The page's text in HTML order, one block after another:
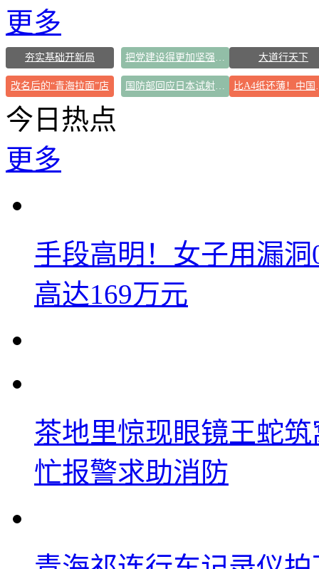
更多
夯实基础开新局 把党建设得更加坚强有力 大道行天下
改名后的“青海拉面”店 国防部回应日本试射“战斧”导弹 比A4
今日热点
更多
手段高明！女子用漏
高达169万元
茶地里惊现眼镜王蛇
忙报警求助消防